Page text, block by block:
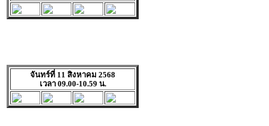
จันทร์ที่ 11 สิงหาคม 2568
เวลา 09.00-10.59 น.